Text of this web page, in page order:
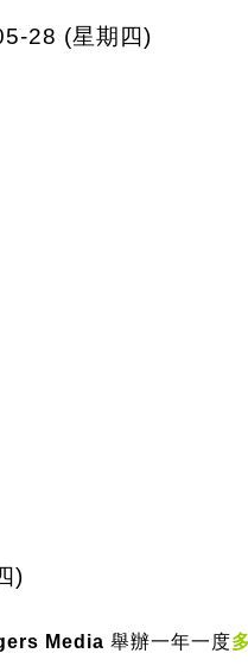
28 (星期四)
)
Media 舉辦一年一度